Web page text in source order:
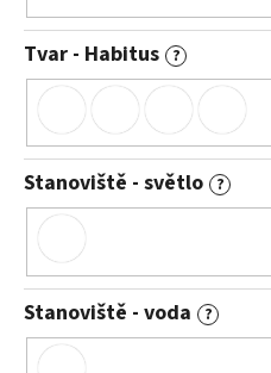
Tvar - Habitus ?
Stanoviště - světlo ?
Stanoviště - voda ?